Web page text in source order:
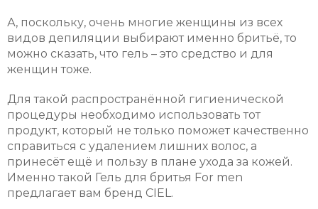
А, поскольку, очень многие женщины из всех
видов депиляции выбирают именно бритьё, то
можно сказать, что гель – это средство и для
женщин тоже.
Для такой распространённой гигиенической
процедуры необходимо использовать тот
продукт, который не только поможет качественно
справиться с удалением лишних волос, а
принесёт ещё и пользу в плане ухода за кожей.
Именно такой Гель для бритья For men
предлагает вам бренд CIEL.